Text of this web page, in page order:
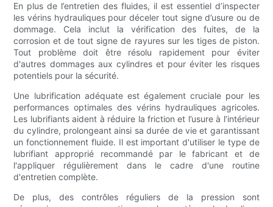
En plus de l’entretien des fluides, il est essentiel d’inspecter
les vérins hydrauliques pour déceler tout signe d’usure ou de
dommage. Cela inclut la vérification des fuites, de la
corrosion et de tout signe de rayures sur les tiges de piston.
Tout problème doit être résolu rapidement pour éviter
d'autres dommages aux cylindres et pour éviter les risques
potentiels pour la sécurité.
Une lubrification adéquate est également cruciale pour les
performances optimales des vérins hydrauliques agricoles.
Les lubrifiants aident à réduire la friction et l’usure à l’intérieur
du cylindre, prolongeant ainsi sa durée de vie et garantissant
un fonctionnement fluide. Il est important d'utiliser le type de
lubrifiant approprié recommandé par le fabricant et de
l'appliquer régulièrement dans le cadre d'une routine
d'entretien complète.
De plus, des contrôles réguliers de la pression sont